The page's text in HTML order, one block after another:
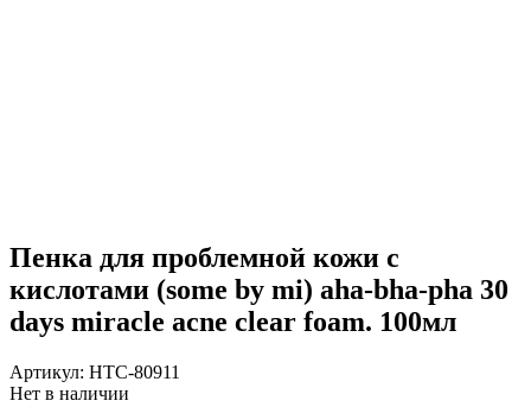
Пенка для проблемной кожи с
кислотами (some by mi) aha-bha-pha 30
days miracle acne clear foam. 100мл
Артикул: HTC-80911
Нет в наличии